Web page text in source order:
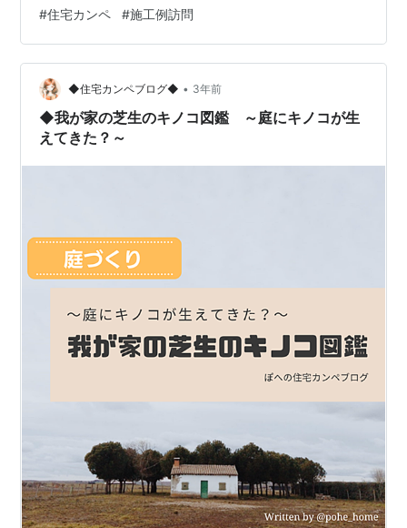
#住宅カンペ #施工例訪問
◆住宅カンペブログ◆ • 3年前
◆我が家の芝生のキノコ図鑑 ～庭にキノコが生
えてきた？～